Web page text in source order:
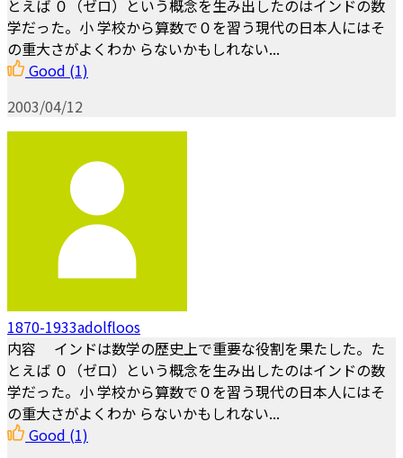
とえば ０（ゼロ）という概念を生み出したのはインドの数
学だった。小 学校から算数で０を習う現代の日本人にはそ
の重大さがよくわか らないかもしれない...
Good (1)
2003/04/12
1870-1933adolfloos
内容 インドは数学の歴史上で重要な役割を果たした。た
とえば ０（ゼロ）という概念を生み出したのはインドの数
学だった。小 学校から算数で０を習う現代の日本人にはそ
の重大さがよくわか らないかもしれない...
Good (1)